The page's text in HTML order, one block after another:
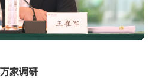
家调研